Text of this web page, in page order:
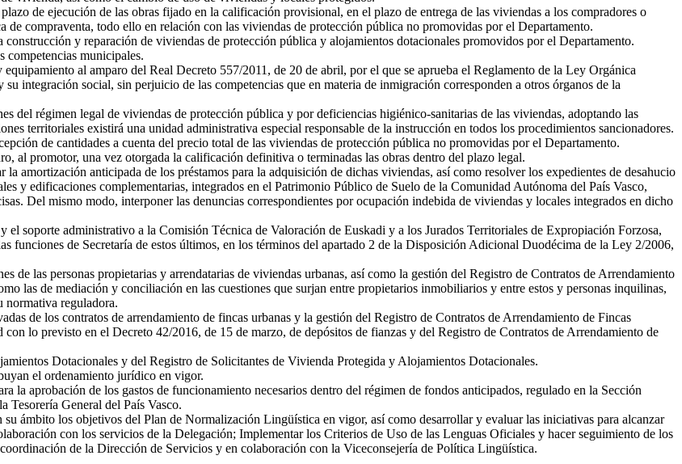
de ejecución de las obras fijado en la calificación provisional, en el plazo de entrega de las viviendas a los compradores o
de compraventa, todo ello en relación con las viviendas de protección pública no promovidas por el Departamento.
y reparación de viviendas de protección pública y alojamientos dotacionales promovidos por el Departamento.
competencias municipales.
al amparo del Real Decreto 557/2011, de 20 de abril, por el que se aprueba el Reglamento de la Ley Orgánica
integración social, sin perjuicio de las competencias que en materia de inmigración corresponden a otros órganos de la
del régimen legal de viviendas de protección pública y por deficiencias higiénico-sanitarias de las viviendas, adoptando las
territoriales existirá una unidad administrativa especial responsable de la instrucción en todos los procedimientos sancionadores.
de cantidades a cuenta del precio total de las viviendas de protección pública no promovidas por el Departamento.
al promotor, una vez otorgada la calificación definitiva o terminadas las obras dentro del plazo legal.
amortización anticipada de los préstamos para la adquisición de dichas viviendas, así como resolver los expedientes de desahucio
y edificaciones complementarias, integrados en el Patrimonio Público de Suelo de la Comunidad Autónoma del País Vasco,
Del mismo modo, interponer las denuncias correspondientes por ocupación indebida de viviendas y locales integrados en dicho
el soporte administrativo a la Comisión Técnica de Valoración de Euskadi y a los Jurados Territoriales de Expropiación Forzosa,
funciones de Secretaría de estos últimos, en los términos del apartado 2 de la Disposición Adicional Duodécima de la Ley 2/2006,
de las personas propietarias y arrendatarias de viviendas urbanas, así como la gestión del Registro de Contratos de Arrendamiento
las de mediación y conciliación en las cuestiones que surjan entre propietarios inmobiliarios y entre estos y personas inquilinas,
normativa reguladora.
de los contratos de arrendamiento de fincas urbanas y la gestión del Registro de Contratos de Arrendamiento de Fincas
lo previsto en el Decreto 42/2016, de 15 de marzo, de depósitos de fianzas y del Registro de Contratos de Arrendamiento de
Dotacionales y del Registro de Solicitantes de Vivienda Protegida y Alojamientos Dotacionales.
el ordenamiento jurídico en vigor.
la aprobación de los gastos de funcionamiento necesarios dentro del régimen de fondos anticipados, regulado en la Sección
Tesorería General del País Vasco.
ámbito los objetivos del Plan de Normalización Lingüística en vigor, así como desarrollar y evaluar las iniciativas para alcanzar
con los servicios de la Delegación; Implementar los Criterios de Uso de las Lenguas Oficiales y hacer seguimiento de los
de la Dirección de Servicios y en colaboración con la Viceconsejería de Política Lingüística.